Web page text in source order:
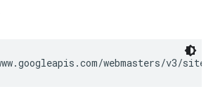
webmasters/v3/